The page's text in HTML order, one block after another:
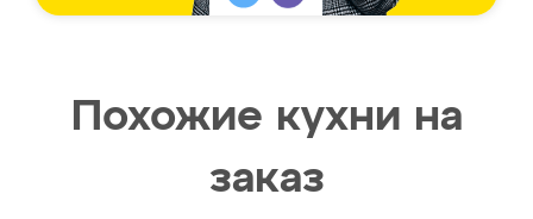
Похожие кухни на
заказ